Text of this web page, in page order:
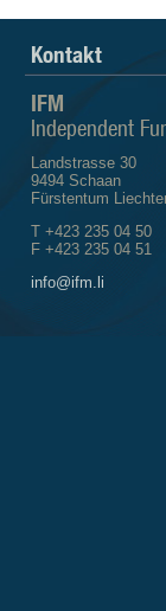
Kontakt
IFM
Independent
Landstrasse 30
9494 Schaan
Fürstentum
T +423 235 04 50
F +423 235 04 51
info@ifm.li